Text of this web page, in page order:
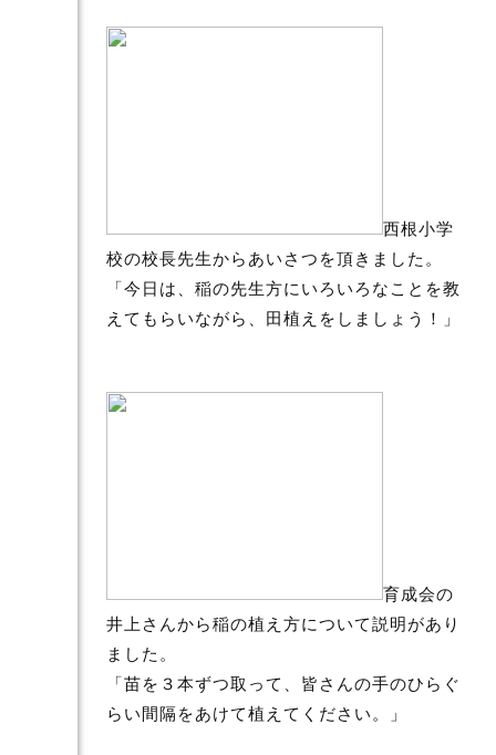
西根小学
校の校長先生からあいさつを頂きました。
「今日は、稲の先生方にいろいろなことを教
えてもらいながら、田植えをしましょう！」
育成会の
井上さんから稲の植え方について説明があり
ました。
「苗を３本ずつ取って、皆さんの手のひらぐ
らい間隔をあけて植えてください。」